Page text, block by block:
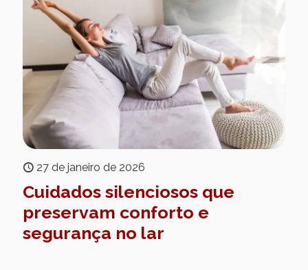
27 de janeiro de 2026
Cuidados silenciosos que
preservam conforto e
segurança no lar